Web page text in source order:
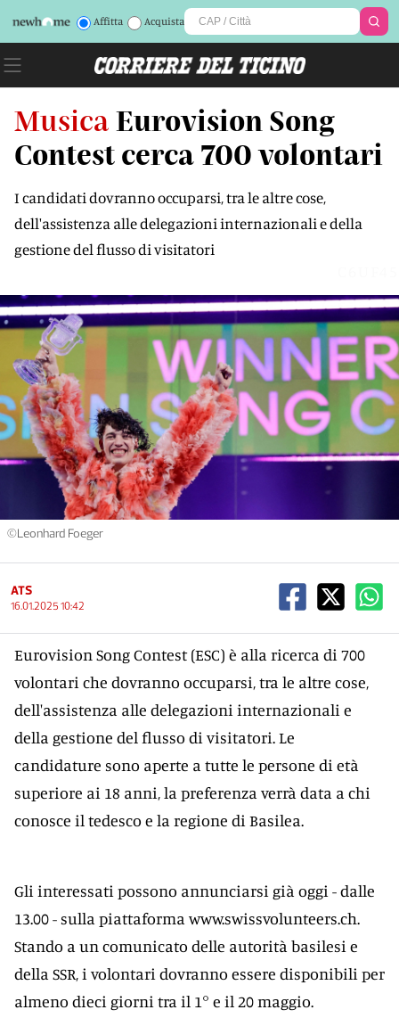
Affitta Acquista
Musica Eurovision Song
Contest cerca 700 volontari
I candidati dovranno occuparsi, tra le altre cose,
dell'assistenza alle delegazioni internazionali e della
gestione del flusso di visitatori
©Leonhard Foeger
ATS
16.01.2025 10:42
Eurovision Song Contest (ESC) è alla ricerca di 700
volontari che dovranno occuparsi, tra le altre cose,
dell'assistenza alle delegazioni internazionali e
della gestione del flusso di visitatori. Le
candidature sono aperte a tutte le persone di età
superiore ai 18 anni, la preferenza verrà data a chi
conosce il tedesco e la regione di Basilea.
Gli interessati possono annunciarsi già oggi - dalle
13.00 - sulla piattaforma www.swissvolunteers.ch.
Stando a un comunicato delle autorità basilesi e
della SSR, i volontari dovranno essere disponibili per
almeno dieci giorni tra il 1° e il 20 maggio.